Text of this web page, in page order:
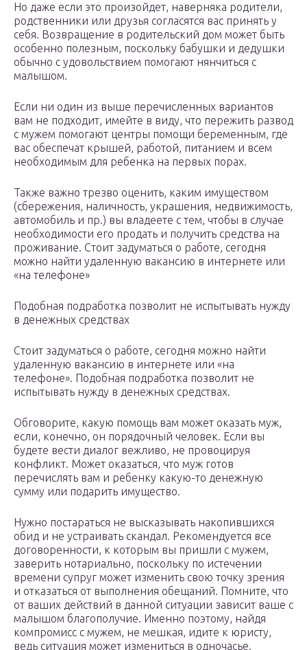
Но даже если это произойдет, наверняка родители,
родственники или друзья согласятся вас принять у
себя. Возвращение в родительский дом может быть
особенно полезным, поскольку бабушки и дедушки
обычно с удовольствием помогают нянчиться с
малышом.
Если ни один из выше перечисленных вариантов
вам не подходит, имейте в виду, что пережить развод
с мужем помогают центры помощи беременным, где
вас обеспечат крышей, работой, питанием и всем
необходимым для ребенка на первых порах.
Также важно трезво оценить, каким имуществом
(сбережения, наличность, украшения, недвижимость,
автомобиль и пр.) вы владеете с тем, чтобы в случае
необходимости его продать и получить средства на
проживание. Стоит задуматься о работе, сегодня
можно найти удаленную вакансию в интернете или
«на телефоне»
Подобная подработка позволит не испытывать нужду
в денежных средствах
Стоит задуматься о работе, сегодня можно найти
удаленную вакансию в интернете или «на
телефоне». Подобная подработка позволит не
испытывать нужду в денежных средствах.
Обговорите, какую помощь вам может оказать муж,
если, конечно, он порядочный человек. Если вы
будете вести диалог вежливо, не провоцируя
конфликт. Может оказаться, что муж готов
перечислять вам и ребенку какую-то денежную
сумму или подарить имущество.
Нужно постараться не высказывать накопившихся
обид и не устраивать скандал. Рекомендуется все
договоренности, к которым вы пришли с мужем,
заверить нотариально, поскольку по истечении
времени супруг может изменить свою точку зрения
и отказаться от выполнения обещаний. Помните, что
от ваших действий в данной ситуации зависит ваше с
малышом благополучие. Именно поэтому, найдя
компромисс с мужем, не мешкая, идите к юристу,
ведь ситуация может измениться в одночасье.